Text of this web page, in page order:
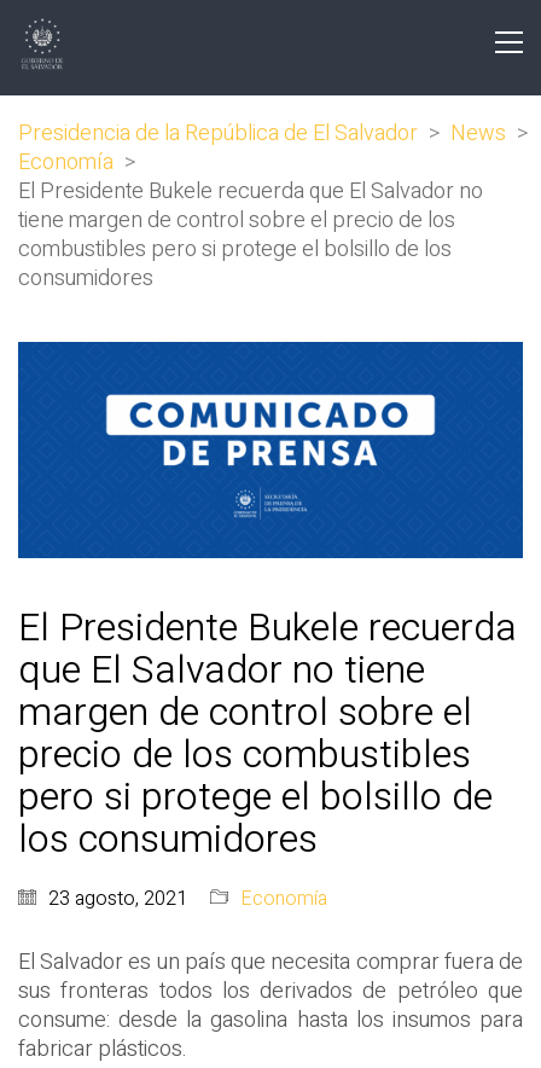
Presidencia de la República de El Salvador > News >
Economía >
El Presidente Bukele recuerda que El Salvador no
tiene margen de control sobre el precio de los
combustibles pero si protege el bolsillo de los
consumidores
El Presidente Bukele recuerda
que El Salvador no tiene
margen de control sobre el
precio de los combustibles
pero si protege el bolsillo de
los consumidores
23 agosto, 2021 Economía
El Salvador es un país que necesita comprar fuera de
sus fronteras todos los derivados de petróleo que
consume: desde la gasolina hasta los insumos para
fabricar plásticos.